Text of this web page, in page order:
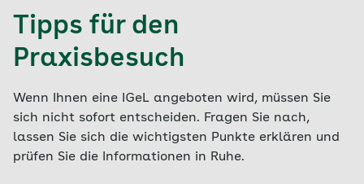
Tipps für den
Praxisbesuch
Wenn Ihnen eine IGeL angeboten wird, müssen Sie
sich nicht sofort entscheiden. Fragen Sie nach,
lassen Sie sich die wichtigsten Punkte erklären und
prüfen Sie die Informationen in Ruhe.